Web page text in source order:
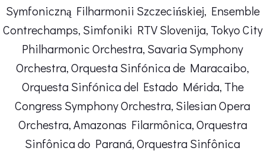
Symfoniczną Filharmonii Szczecińskiej, Ensemble
Contrechamps, Simfoniki RTV Slovenija, Tokyo City
Philharmonic Orchestra, Savaria Symphony
Orchestra, Orquesta Sinfónica de Maracaibo,
Orquesta Sinfónica del Estado Mérida, The
Congress Symphony Orchestra, Silesian Opera
Orchestra, Amazonas Filarmônica, Orquestra
Sinfônica do Paraná, Orquestra Sinfônica